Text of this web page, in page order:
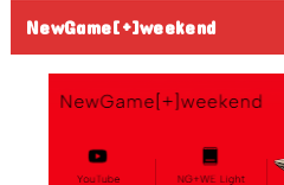
NewGame[+]weekend